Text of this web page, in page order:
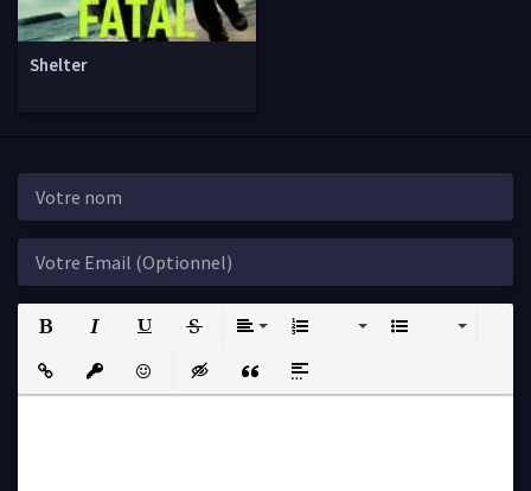
Shelter
Strikethrough
Insert LinkInsert protected link
EmoticonsInsert hidden text
Insert QuoteInsert spoiler